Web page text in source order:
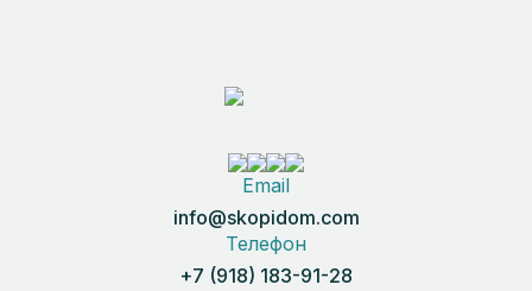
Email
info@skopidom.com
Телефон
+7 (918) 183-91-28